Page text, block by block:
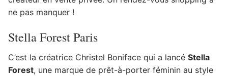
ne pas manquer !
Stella Forest Paris
C’est la créatrice Christel Boniface qui a lancé Stella
Forest, une marque de prêt-à-porter féminin au style